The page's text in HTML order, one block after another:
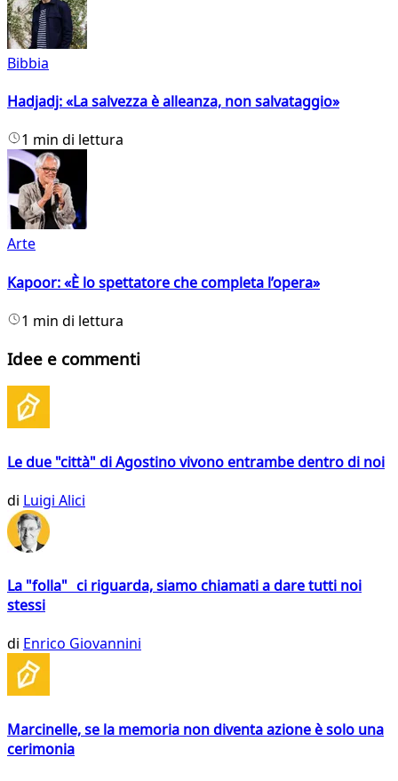
Bibbia
Hadjadj: «La salvezza è alleanza, non salvataggio»
1 min di lettura
Arte
Kapoor: «È lo spettatore che completa l’opera»
1 min di lettura
Idee e commenti
Le due "città" di Agostino vivono entrambe dentro di noi
di Luigi Alici
La "folla" ci riguarda, siamo chiamati a dare tutti noi
stessi
di Enrico Giovannini
Marcinelle, se la memoria non diventa azione è solo una
cerimonia